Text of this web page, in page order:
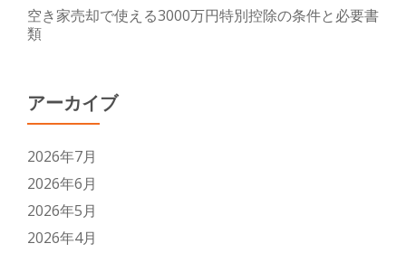
空き家売却で使える3000万円特別控除の条件と必要書
類
アーカイブ
2026年7月
2026年6月
2026年5月
2026年4月